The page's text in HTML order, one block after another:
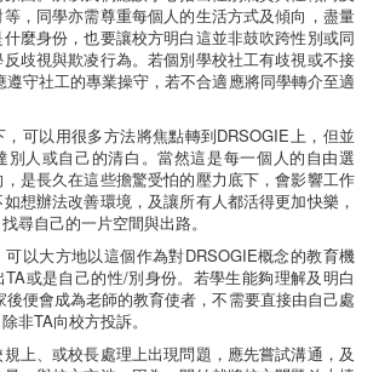
，同學亦需尊重每個人的生活方式及傾向，盡量
麼身份，也要讓校方明白這並非鼓吹跨性別或同
歧視與欺凌行為。若個別學校社工有歧視或不接
守社工的專業操守，若不合適應將同學轉介至適
可以用很多方法將焦點轉到DRSOGIE上，但並
別人或自己的清白。當然這是每一個人的自由選
是長久在這些擔驚受怕的壓力底下，會影響工作
想辦法改善環境，及讓所有人都活得更加快樂，
尋自己的一片空間與出路。
以大方地以這個作為對DRSOGIE概念的教育機
或是自己的性/別身份。若學生能夠理解及明白
便會成為老師的教育使者，不需要直接由自己處
非TA向校方投訴。
上、或校長處理上出現問題，應先嘗試溝通，及